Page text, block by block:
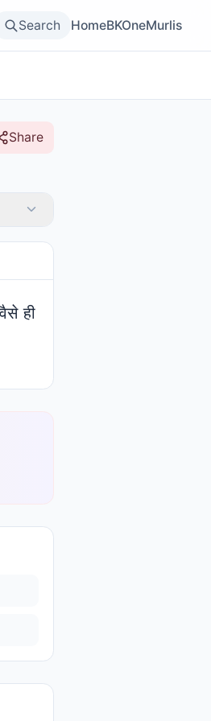
Search HomeBKOneMurlis
Share
ही